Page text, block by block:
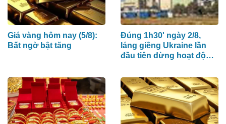
Giá vàng hôm nay (5/8):
Bất ngờ bật tăng
Đúng 1h30' ngày 2/8,
láng giềng Ukraine lần
đầu tiên dừng hoạt động
do Nga xây dựng